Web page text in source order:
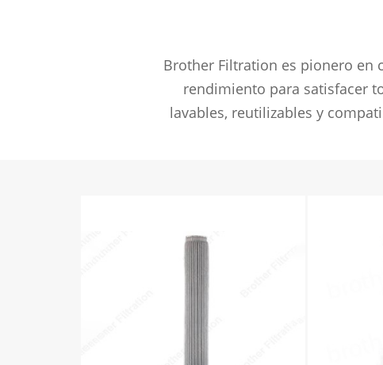
Brother Filtration es pionero en
rendimiento para satisfacer
lavables, reutilizables y